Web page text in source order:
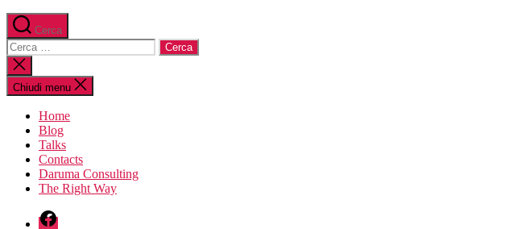
Cerca
Cerca:
Chiudi
la
ricerca
Chiudi menu
Home
Blog
Talks
Contacts
Daruma Consulting
The Right Way
fb